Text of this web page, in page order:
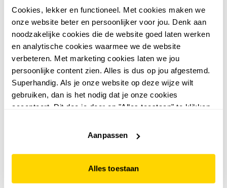
Cookies, lekker en functioneel. Met cookies maken we
onze website beter en persoonlijker voor jou. Denk aan
noodzakelijke cookies die de website goed laten werken
en analytische cookies waarmee we de website
verbeteren. Met marketing cookies laten we jou
persoonlijke content zien. Alles is dus op jou afgestemd.
Superhandig. Als je onze website op deze wijze wilt
gebruiken, dan is het nodig dat je onze cookies
accepteert. Dit doe je door op "Alles toestaan" te klikken.
website niet optimaal functioneert.
Aanpassen
Alles toestaan